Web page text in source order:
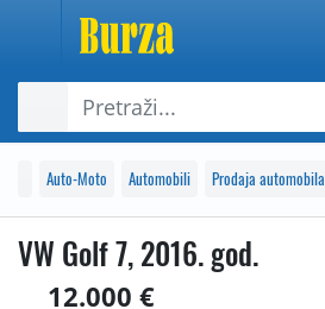
Auto-Moto Automobili Prodaja automobila
VW Golf 7, 2016. god.
12.000 €